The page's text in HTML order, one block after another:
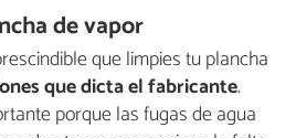
de vapor
que limpies tu plancha
que dicta el fabricante.
porque las fugas de agua